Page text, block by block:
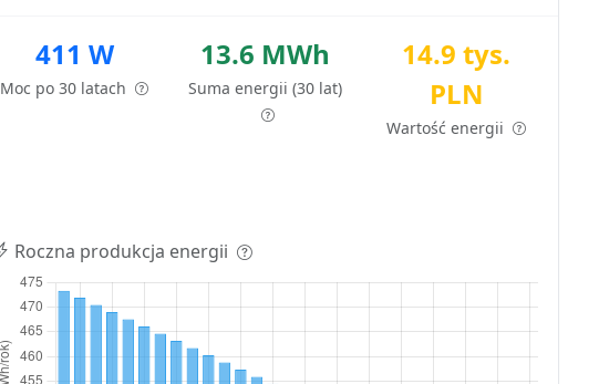
411 W
Moc po 30 latach
13.6 MWh
Suma energii (30 lat)
14.9 tys.
PLN
Wartość energii
Roczna produkcja energii